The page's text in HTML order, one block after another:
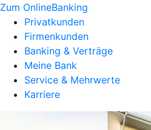
Zum OnlineBanking
Privatkunden
Firmenkunden
Banking & Verträge
Meine Bank
Service & Mehrwerte
Karriere